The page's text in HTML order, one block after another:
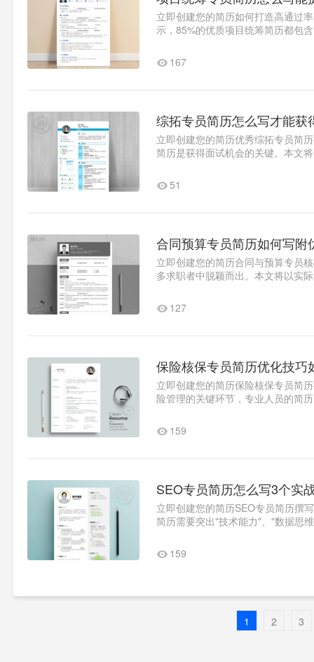
立即创建您的简历如何打造高通过
示，85%的优质项目统筹简历都包
167
综拓专员简历怎么写才能获
立即创建您的简历优秀综拓专员简
简历是获得面试机会的关键。本文
51
合同预算专员简历如何写附
立即创建您的简历合同与预算专员
多求职者中脱颖而出。本文将以实
127
保险核保专员简历优化技巧
立即创建您的简历保险核保专员简
险管理的关键环节，专业人员的简
159
SEO专员简历怎么写3个实
立即创建您的简历SEO专员简历撰
简历需要突出"技术能力"、"数据思
159
1 2 3